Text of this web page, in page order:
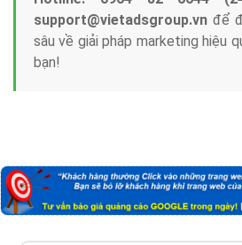
đến cho khách hàng sản
lượng.